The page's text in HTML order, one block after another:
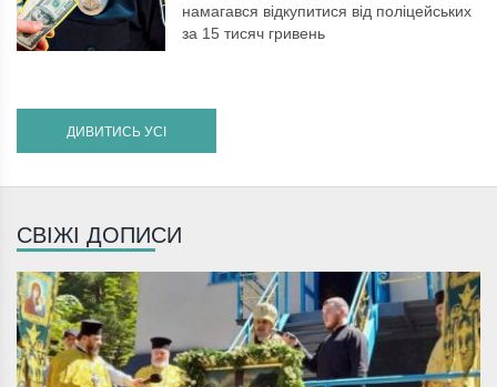
намагався відкупитися від поліцейських
за 15 тисяч гривень
ДИВИТИСЬ УСІ
СВІЖІ ДОПИСИ